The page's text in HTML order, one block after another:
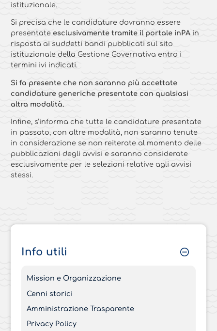
istituzionale.
Si precisa che le candidature dovranno essere
presentate esclusivamente tramite il portale inPA in
risposta ai suddetti bandi pubblicati sul sito
istituzionale della Gestione Governativa entro i
termini ivi indicati.
Si fa presente che non saranno più accettate
candidature generiche presentate con qualsiasi
altra modalità.
Infine, s’informa che tutte le candidature presentate
in passato, con altre modalità, non saranno tenute
in considerazione se non reiterate al momento delle
pubblicazioni degli avvisi e saranno considerate
esclusivamente per le selezioni relative agli avvisi
stessi.
Info utili
Mission e Organizzazione
Cenni storici
Amministrazione Trasparente
Privacy Policy